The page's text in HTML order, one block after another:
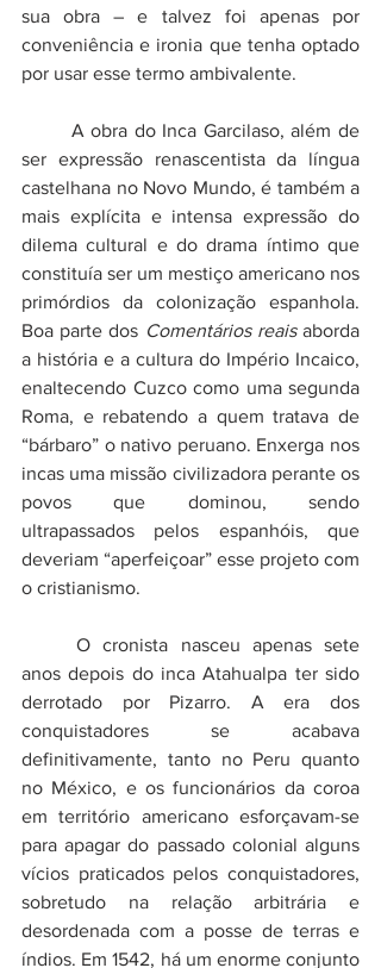
sua obra – e talvez foi apenas por
conveniência e ironia que tenha optado
por usar esse termo ambivalente.
ser expressão renascentista da língua
castelhana no Novo Mundo, é também a
mais explícita e intensa expressão do
dilema cultural e do drama íntimo que
constituía ser um mestiço americano nos
primórdios da colonização espanhola.
Boa parte dos Comentários reais aborda
a história e a cultura do Império Incaico,
enaltecendo Cuzco como uma segunda
Roma, e rebatendo a quem tratava de
“bárbaro” o nativo peruano. Enxerga nos
incas uma missão civilizadora perante os
povos que dominou, sendo
ultrapassados pelos espanhóis, que
deveriam “aperfeiçoar” esse projeto com
o cristianismo.
	O cronista nasceu apenas sete
anos depois do inca Atahualpa ter sido
derrotado por Pizarro. A era dos
conquistadores se acabava
definitivamente, tanto no Peru quanto
no México, e os funcionários da coroa
em território americano esforçavam-se
para apagar do passado colonial alguns
vícios praticados pelos conquistadores,
sobretudo na relação arbitrária e
desordenada com a posse de terras e
índios. Em 1542, há um enorme conjunto